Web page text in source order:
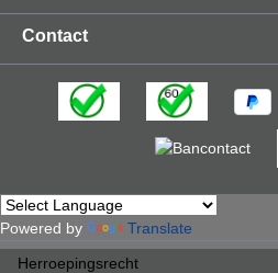
Contact
Powered by Translate
Herroepingsrecht